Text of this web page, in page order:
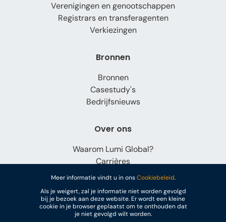
Meer informatie vindt u in onsCookiebeleid.
Als je weigert, zal je informatie niet worden gevolgd
bij je bezoek aan deze website. Er wordt een kleine
cookie in je browser geplaatst om te onthouden dat
je niet gevolgd wilt worden.
Verenigingen en genootschappen
Registrars en transferagenten
Verkiezingen
Bronnen
Bronnen
Casestudy's
Bedrijfsnieuws
Over ons
Waarom Lumi Global?
Carrières
Contact